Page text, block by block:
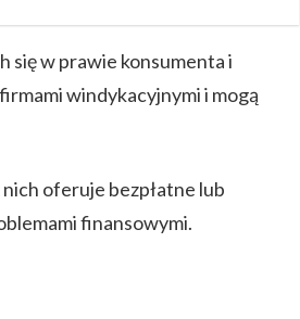
się w prawie konsumenta i
windykacyjnymi i mogą
oferuje bezpłatne lub
finansowymi.